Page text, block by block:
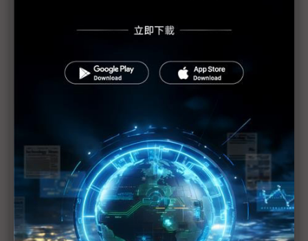
防輻射水持續外洩 東電灌高分子聚合物堵裂縫
美軍核污處理部隊分批赴日 助防範核災擴大
美汽車業：日震對銷售應無顯著影響
1號機核心恐損毀70% IAEA：日本核電廠情況仍非
常嚴重
日本震災加劇亞洲通膨